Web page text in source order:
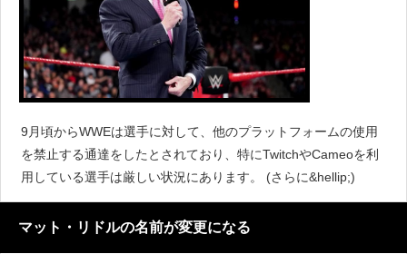
9月頃からWWEは選手に対して、他のプラットフォームの使用
を禁止する通達をしたとされており、特にTwitchやCameoを利
用している選手は厳しい状況にあります。 (さらに&hellip;)
マット・リドルの名前が変更になる